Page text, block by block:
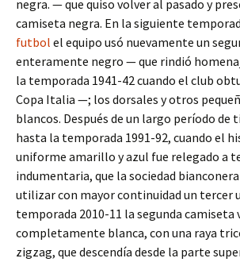
negra. — que quiso volver al pasado y
camiseta negra. En la siguiente
futbol el equipo usó nuevamente un
enteramente negro — que rindió
la temporada 1941-42 cuando el club
Copa Italia —; los dorsales y otros
blancos. Después de un largo período de
hasta la temporada 1991-92, cuando el
uniforme amarillo y azul fue relegado a
indumentaria, que la sociedad
utilizar con mayor continuidad un tercer
temporada 2010-11 la segunda camiseta
completamente blanca, con una raya
zigzag, que descendía desde la parte